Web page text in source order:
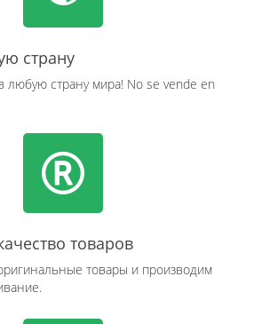
страну
любую страну мира! No se vende en
товаров
товары и производим